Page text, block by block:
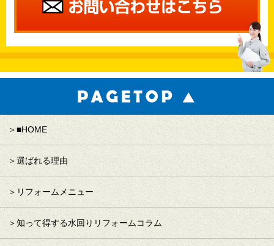
■HOME
選ばれる理由
リフォームメニュー
知って得する水回りリフォームコラム